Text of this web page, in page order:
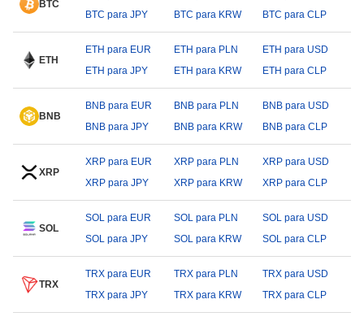
BTC
BTC para JPY
BTC para KRW BTC para CLP
ETH
ETH para EUR ETH para PLN
ETH para USD
ETH para JPY
ETH para KRW ETH para CLP
BNB
BNB para EUR BNB para PLN
BNB para USD
BNB para JPY
BNB para KRW BNB para CLP
XRP
XRP para EUR XRP para PLN
XRP para USD
XRP para JPY
XRP para KRW XRP para CLP
SOL
SOL para EUR SOL para PLN
SOL para USD
SOL para JPY
SOL para KRW SOL para CLP
TRX
TRX para EUR TRX para PLN
TRX para USD
TRX para JPY
TRX para KRW TRX para CLP